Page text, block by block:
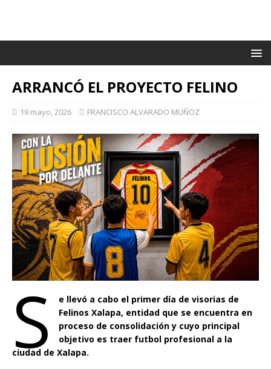
ARRANCÓ EL PROYECTO FELINO
19 mayo, 2026 FRANCISCO ALVARADO MUÑOZ
S
e llevó a cabo el primer día de visorias de
Felinos Xalapa, entidad que se encuentra en
proceso de consolidación y cuyo principal
objetivo es traer futbol profesional a la
ciudad de Xalapa.